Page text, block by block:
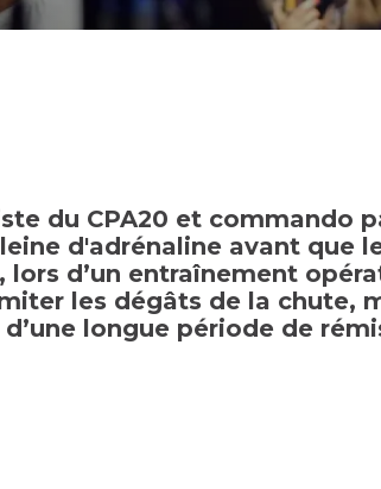
du CPA20 et commando
d'adrénaline avant que
lors d’un entraînement
les dégâts de la chute,
longue période de